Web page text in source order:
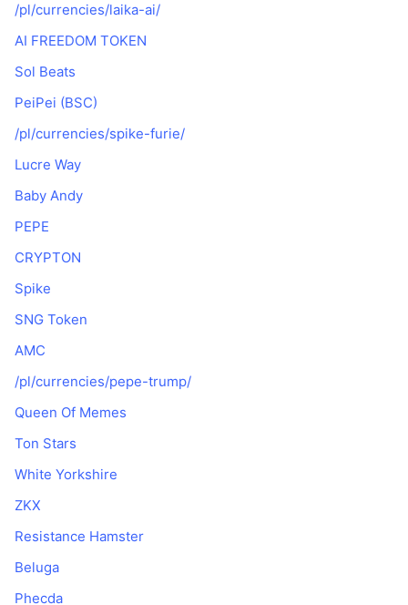
/pl/currencies/laika-ai/
AI FREEDOM TOKEN
Sol Beats
PeiPei (BSC)
/pl/currencies/spike-furie/
Lucre Way
Baby Andy
PEPE
CRYPTON
Spike
SNG Token
AMC
/pl/currencies/pepe-trump/
Queen Of Memes
Ton Stars
White Yorkshire
ZKX
Resistance Hamster
Beluga
Phecda